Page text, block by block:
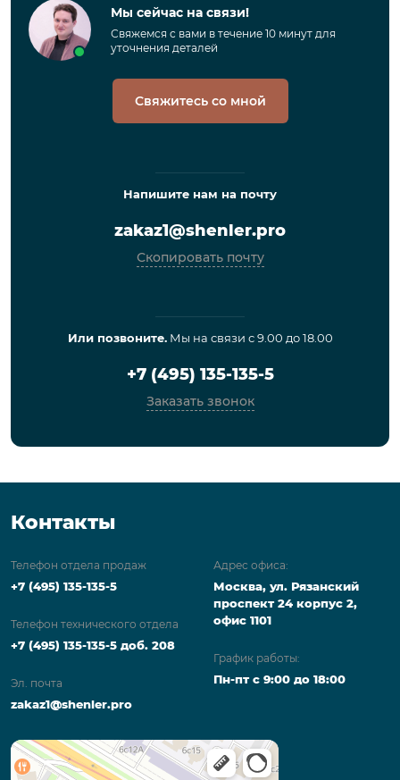
Мы сейчас на связи!
Свяжемся с вами в течение 10 минут для
уточнения деталей
Свяжитесь со мной
Напишите нам на почту
zakaz1@shenler.pro
Скопировать почту
Или позвоните.Мы на связи с 9.00 до 18.00
+7 (495) 135-135-5
Заказать звонок
Контакты
Телефон отдела продаж
+7 (495) 135-135-5
Телефон технического отдела
+7 (495) 135-135-5 доб. 208
Эл. почта
zakaz1@shenler.pro
Адрес офиса:
Москва, ул. Рязанский
проспект 24 корпус 2,
офис 1101
График работы:
Пн-пт с 9:00 до 18:00